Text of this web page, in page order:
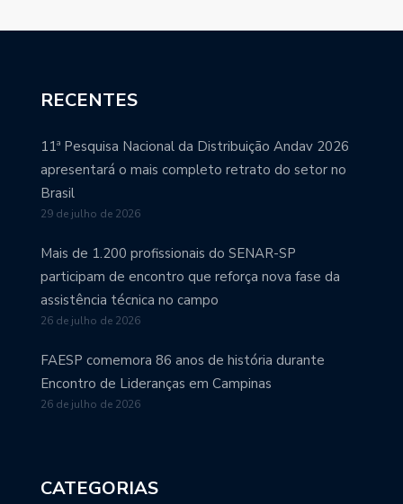
RECENTES
11ª Pesquisa Nacional da Distribuição Andav 2026
apresentará o mais completo retrato do setor no
Brasil
29 de julho de 2026
Mais de 1.200 profissionais do SENAR-SP
participam de encontro que reforça nova fase da
assistência técnica no campo
26 de julho de 2026
FAESP comemora 86 anos de história durante
Encontro de Lideranças em Campinas
26 de julho de 2026
CATEGORIAS